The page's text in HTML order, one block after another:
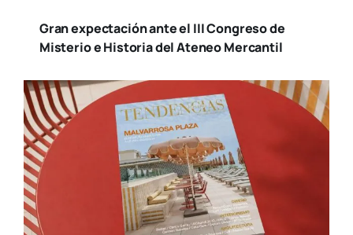
Gran expectación ante el III Congreso de
Misterio e Historia del Ateneo Mercantil